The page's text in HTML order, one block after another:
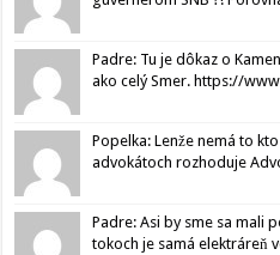
Padre: Tu je dôkaz o
ako celý Smer. https://
Popelka: Lenže nemá to
advokátoch rozhoduje
Padre: Asi by sme sa mali
tokoch je samá elektráreň